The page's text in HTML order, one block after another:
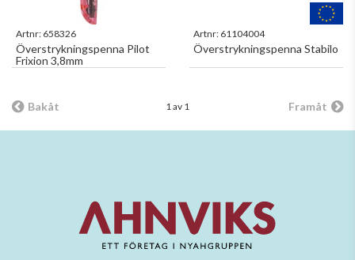
Artnr: 658326
Överstrykningspenna Pilot
Frixion 3,8mm
Artnr: 61104004
Överstrykningspenna Stabilo
Bakåt 1 av 1 Framåt